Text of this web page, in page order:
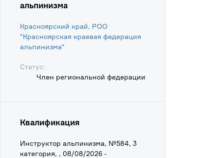
альпинизма
Красноярский край, РОО
"Красноярская краевая федерация
альпинизма"
Статус:
Член региональной федерации
Квалификация
Инструктор альпинизма, №584, 3
категория, , 08/08/2026 -